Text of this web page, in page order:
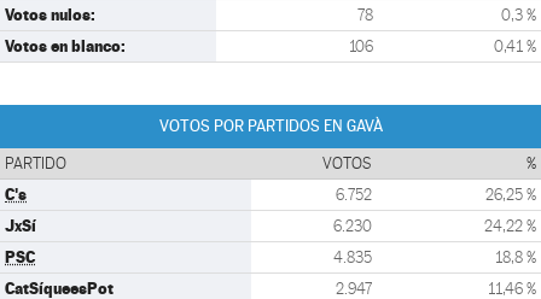
Votos nulos: 78 0,3 %
Votos en blanco: 106 0,41 %
VOTOS POR PARTIDOS EN GAVÀ
PARTIDO VOTOS %
C's 6.752 26,25 %
JxSí 6.230 24,22 %
PSC 4.835 18,8 %
CatSíqueesPot 2.947 11,46 %